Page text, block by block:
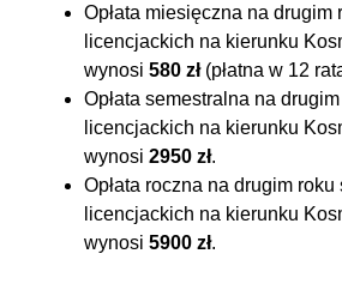
Opłata miesięczna na drugim
licencjackich na kierunku
wynosi 580 zł(płatna w 12
Opłata semestralna na
licencjackich na kierunku
wynosi 2950 zł.
Opłata roczna na drugim roku
licencjackich na kierunku
wynosi 5900 zł.